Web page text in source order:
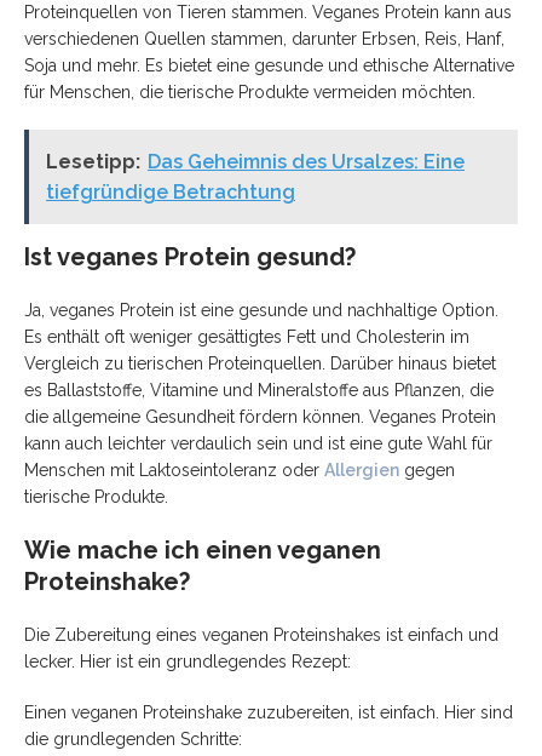
Proteinquellen von Tieren stammen. Veganes Protein kann aus
verschiedenen Quellen stammen, darunter Erbsen, Reis, Hanf,
Soja und mehr. Es bietet eine gesunde und ethische Alternative
für Menschen, die tierische Produkte vermeiden möchten.
Lesetipp: Das Geheimnis des Ursalzes: Eine
tiefgründige Betrachtung
Ist veganes Protein gesund?
Ja, veganes Protein ist eine gesunde und nachhaltige Option.
Es enthält oft weniger gesättigtes Fett und Cholesterin im
Vergleich zu tierischen Proteinquellen. Darüber hinaus bietet
es Ballaststoffe, Vitamine und Mineralstoffe aus Pflanzen, die
die allgemeine Gesundheit fördern können. Veganes Protein
kann auch leichter verdaulich sein und ist eine gute Wahl für
Menschen mit Laktoseintoleranz oder Allergien gegen
tierische Produkte.
Wie mache ich einen veganen
Proteinshake?
Die Zubereitung eines veganen Proteinshakes ist einfach und
lecker. Hier ist ein grundlegendes Rezept:
Einen veganen Proteinshake zuzubereiten, ist einfach. Hier sind
die grundlegenden Schritte: